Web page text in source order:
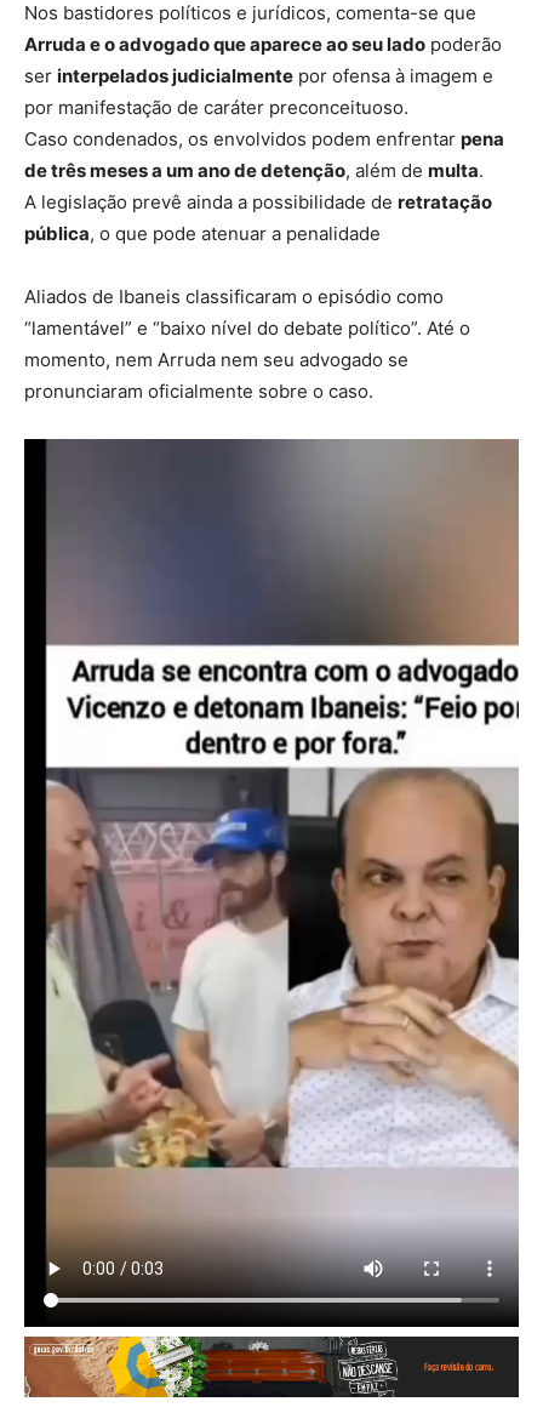
Nos bastidores políticos e jurídicos, comenta-se que
Arruda e o advogado que aparece ao seu lado poderão
ser interpelados judicialmente por ofensa à imagem e
por manifestação de caráter preconceituoso.
Caso condenados, os envolvidos podem enfrentar pena
de três meses a um ano de detenção, além de multa.
A legislação prevê ainda a possibilidade de retratação
pública, o que pode atenuar a penalidade
Aliados de Ibaneis classificaram o episódio como
“lamentável” e “baixo nível do debate político”. Até o
momento, nem Arruda nem seu advogado se
pronunciaram oficialmente sobre o caso.